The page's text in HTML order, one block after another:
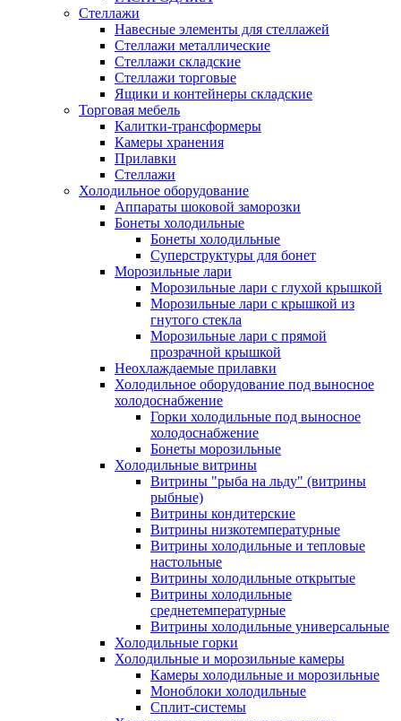
Стеллажи
Навесные элементы для стеллажей
Стеллажи металлические
Стеллажи складские
Стеллажи торговые
Ящики и контейнеры складские
Торговая мебель
Калитки-трансформеры
Камеры хранения
Прилавки
Стеллажи
Холодильное оборудование
Аппараты шоковой заморозки
Бонеты холодильные
Бонеты холодильные
Суперструктуры для бонет
Морозильные лари
Морозильные лари с глухой крышкой
Морозильные лари с крышкой из
гнутого стекла
Морозильные лари с прямой
прозрачной крышкой
Неохлаждаемые прилавки
Холодильное оборудование под выносное
холодоснабжение
Горки холодильные под выносное
холодоснабжение
Бонеты морозильные
Холодильные витрины
Витрины "рыба на льду" (витрины
рыбные)
Витрины кондитерские
Витрины низкотемпературные
Витрины холодильные и тепловые
настольные
Витрины холодильные открытые
Витрины холодильные
среднетемпературные
Витрины холодильные универсальные
Холодильные горки
Холодильные и морозильные камеры
Камеры холодильные и морозильные
Моноблоки холодильные
Сплит-системы